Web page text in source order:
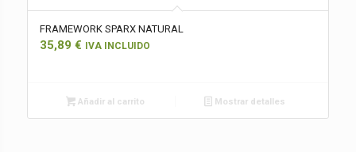
FRAMEWORK SPARX NATURAL
35,89 € IVA INCLUIDO
Añadir al carrito Mostrar detalles